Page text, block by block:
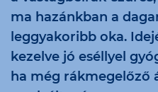
ma hazánkban a
leggyakoribb oka.
kezelve jó eséllyel
ha még rákmegelőző